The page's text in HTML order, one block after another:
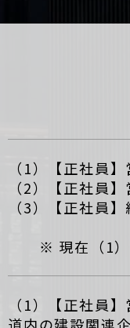
（1）【正社員】
（2）【正社員
（3）【正社
※ 現在（1）営
（1）【正社員】